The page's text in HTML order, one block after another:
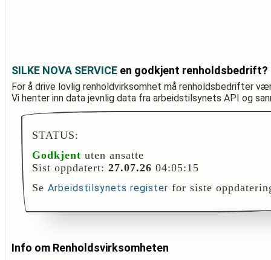
SILKE NOVA SERVICE en godkjent renholdsbedrift?
For å drive lovlig renholdvirksomhet må renholdsbedrifter
Vi henter inn data jevnlig data fra arbeidstilsynets API og
STATUS:
Godkjent uten ansatte
Sist oppdatert: 27.07.26 04:05:15
Se Arbeidstilsynets register for siste
Info om Renholdsvirksomheten